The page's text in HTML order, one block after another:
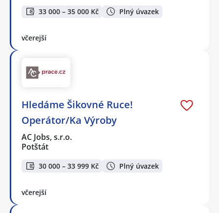
33 000 – 35 000 Kč Plný úvazek
včerejší
Hledáme Šikovné Ruce!
Operátor/Ka Výroby
AC Jobs, s.r.o.
Potštát
30 000 – 33 999 Kč Plný úvazek
včerejší